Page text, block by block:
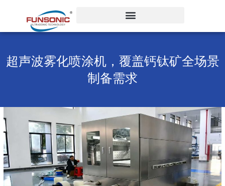
超声波雾化喷涂机，覆盖钙钛矿全场景
制备需求